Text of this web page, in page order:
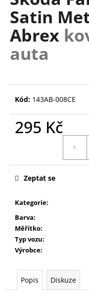
0,0
z
hvězdiček.
Satin
Abrex
auta
Kód: 143AB-008CE
295 Kč
Kategorie:
Barva:
Měřítko:
Typ vozu:
Výrobce:
Zeptat se
Popis Diskuze
a
j
í
t
?
o
p
u
u
m